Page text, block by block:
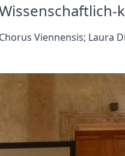
Chorus Viennensis; Laura